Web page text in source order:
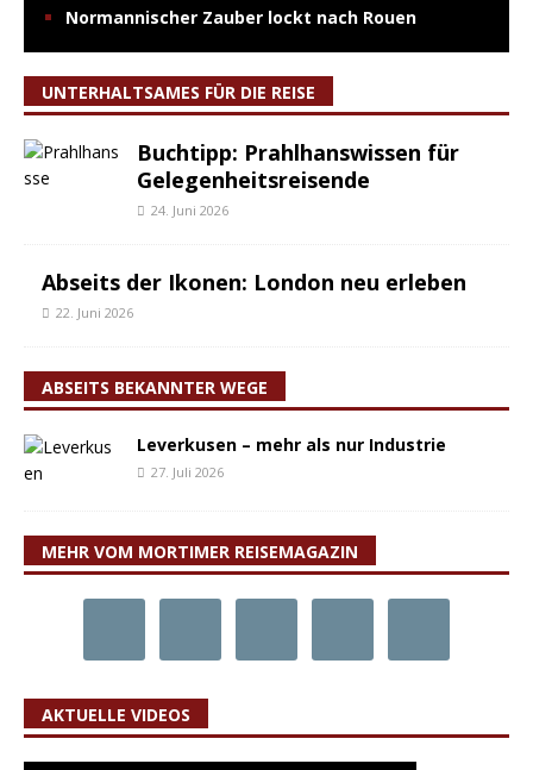
Normannischer Zauber lockt nach Rouen
UNTERHALTSAMES FÜR DIE REISE
Buchtipp: Prahlhanswissen für
Gelegenheitsreisende
24. Juni 2026
Abseits der Ikonen: London neu erleben
22. Juni 2026
ABSEITS BEKANNTER WEGE
Leverkusen – mehr als nur Industrie
27. Juli 2026
MEHR VOM MORTIMER REISEMAGAZIN
AKTUELLE VIDEOS